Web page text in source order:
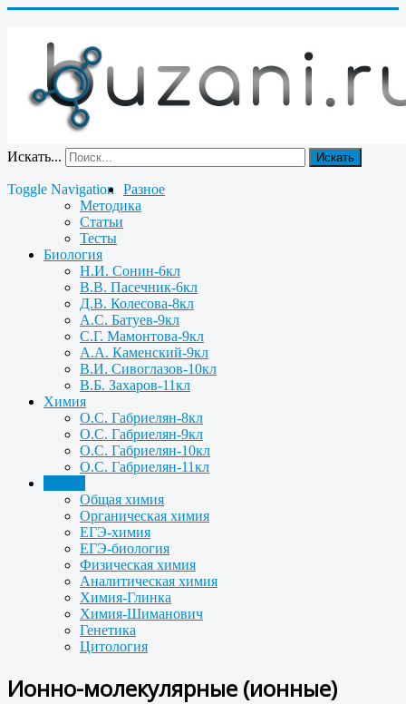
Искать... Искать
Toggle Navigation
Разное
Методика
Статьи
Тесты
Биология
Н.И. Сонин-6кл
В.В. Пасечник-6кл
Д.В. Колесова-8кл
А.С. Батуев-9кл
С.Г. Мамонтова-9кл
А.А. Каменский-9кл
В.И. Сивоглазов-10кл
В.Б. Захаров-11кл
Химия
О.С. Габриелян-8кл
О.С. Габриелян-9кл
О.С. Габриелян-10кл
О.С. Габриелян-11кл
Общая химия
Органическая химия
ЕГЭ-химия
ЕГЭ-биология
Физическая химия
Аналитическая химия
Химия-Глинка
Химия-Шиманович
Генетика
Цитология
Ионно-молекулярные (ионные)